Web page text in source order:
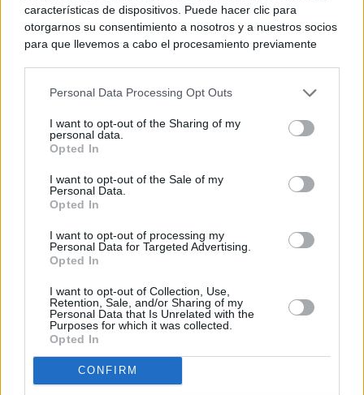
características de dispositivos. Puede hacer clic para
otorgarnos su consentimiento a nosotros y a nuestros socios
para que llevemos a cabo el procesamiento previamente
negar su consentimiento. Tenga en cuenta que algún
de su consentimiento, pero usted tiene el derecho de
rechazar tal procesamiento. Sus preferencias se aplicarán
cualquier momento entrando de nuevo en este sitio web o
visitando nuestra política de privacidad.
Personal Data Processing Opt Outs
I want to opt-out of the Sharing of my
personal data.
Opted In
I want to opt-out of the Sale of my
Personal Data.
Opted In
I want to opt-out of processing my
Personal Data for Targeted Advertising.
Opted In
I want to opt-out of Collection, Use,
Retention, Sale, and/or Sharing of my
Personal Data that Is Unrelated with the
Purposes for which it was collected.
Opted In
CONFIRM